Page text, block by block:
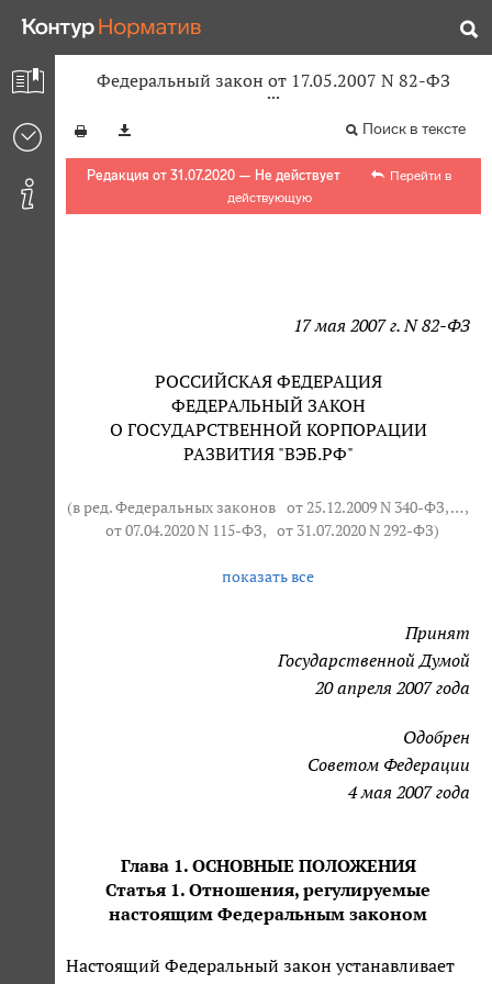
Федеральный закон от 17.05.2007 N 82-ФЗ
Поиск в тексте
Редакция от 31.07.2020 — Не действует
Перейти в
действующую
17 мая 2007 г. N 82-ФЗ
РОССИЙСКАЯ ФЕДЕРАЦИЯ
ФЕДЕРАЛЬНЫЙ ЗАКОН
О ГОСУДАРСТВЕННОЙ КОРПОРАЦИИ
РАЗВИТИЯ "ВЭБ.РФ"
(в ред. Федеральных законов от 25.12.2009 N 340-ФЗ, … ,
от 07.04.2020 N 115-ФЗ, от 31.07.2020 N 292-ФЗ)
показать все
Принят
Государственной Думой
20 апреля 2007 года
Одобрен
Советом Федерации
4 мая 2007 года
Глава 1. ОСНОВНЫЕ ПОЛОЖЕНИЯ
Статья 1. Отношения, регулируемые
настоящим Федеральным законом
Настоящий Федеральный закон устанавливает